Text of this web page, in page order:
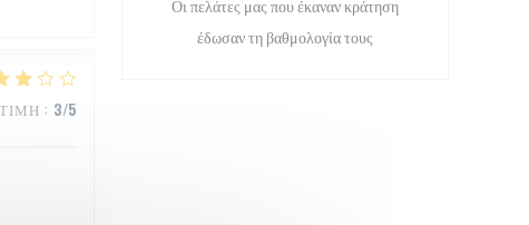
: 3/5
Οι πελάτες μας που έκαναν κράτηση
έδωσαν τη βαθμολογία τους